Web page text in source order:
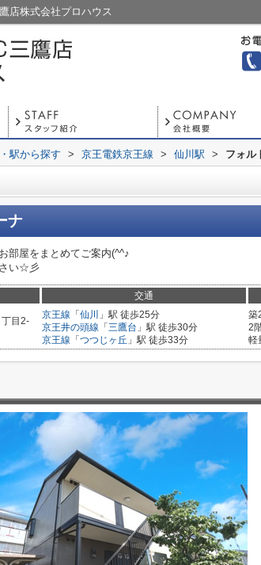
店株式会社プロハウス
駅から探す > 京王電鉄京王線 > 仙川駅 > フォル
ナ
部屋をまとめてご案内(^^♪
い☆彡
交通
丁目2-
京王線 「 仙川
」駅 徒歩25分
京王井の頭線 「 三鷹台 」駅 徒歩30分
京王線 「 つつじヶ丘 」駅 徒歩33分
築
2
軽